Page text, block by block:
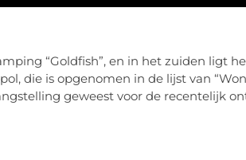
“Goldfish”, en in het zuiden ligt
die is opgenomen in de lijst van
geweest voor de recentelijk